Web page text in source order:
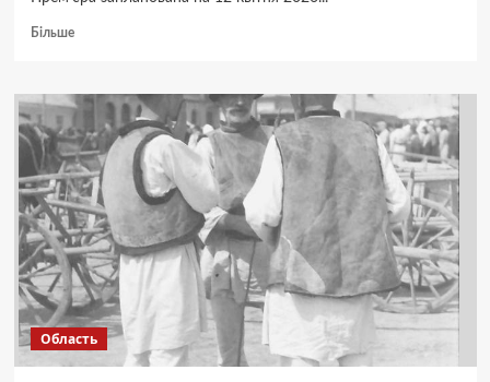
БільшеДокладніше
новий
трейлер
фінального
сезону
“Ейфорії”
Область